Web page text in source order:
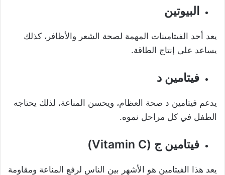
البيوتين
يعد أحد الفيتامينات المهمة لصحة الشعر والأظافر، كذلك
يساعد على إنتاج الطاقة.
فيتامين د
يدعم فيتامين د صحة العظام، ويحسن المناعة، لذلك يحتاجه
الطفل في كل مراحل نموه.
فيتامين ج (Vitamin C)
يعد هذا الفيتامين هو الأشهر بين الناس لرفع المناعة ومقاومة